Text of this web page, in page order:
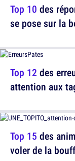
Top 10 des
se pose sur la
Top 15 des
voler de la
Top 12 des
attention aux